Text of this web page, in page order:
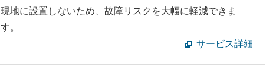
現地に設置しないため、故障リスクを大幅に軽減できま
す。
サービス詳細